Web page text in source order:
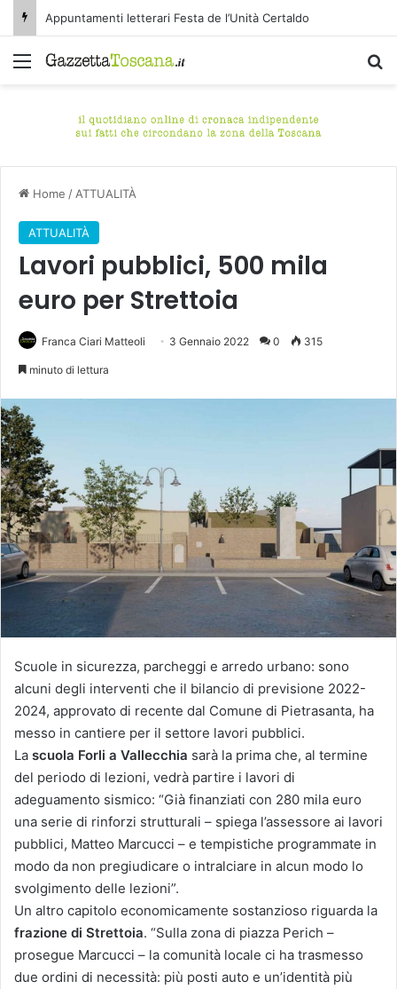
Appuntamenti letterari Festa de l’Unità Certaldo
Menu
Home / ATTUALITÀ
ATTUALITÀ
Lavori pubblici, 500 mila
euro per Strettoia
Franca Ciari Matteoli 3 Gennaio 2022 0 315
minuto di lettura
Scuole in sicurezza, parcheggi e arredo urbano: sono
alcuni degli interventi che il bilancio di previsione 2022-
2024, approvato di recente dal Comune di Pietrasanta, ha
messo in cantiere per il settore lavori pubblici.
La scuola Forli a Vallecchia sarà la prima che, al termine
del periodo di lezioni, vedrà partire i lavori di
adeguamento sismico: “Già finanziati con 280 mila euro
una serie di rinforzi strutturali – spiega l’assessore ai lavori
pubblici, Matteo Marcucci – e tempistiche programmate in
modo da non pregiudicare o intralciare in alcun modo lo
svolgimento delle lezioni”.
Un altro capitolo economicamente sostanzioso riguarda la
frazione di Strettoia. “Sulla zona di piazza Perich –
prosegue Marcucci – la comunità locale ci ha trasmesso
due ordini di necessità: più posti auto e un’identità più